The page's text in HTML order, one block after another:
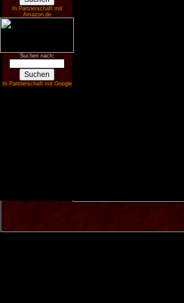
In Partnerschaft mit
Amazon.de
Suchen nach:
In Partnerschaft mit Google